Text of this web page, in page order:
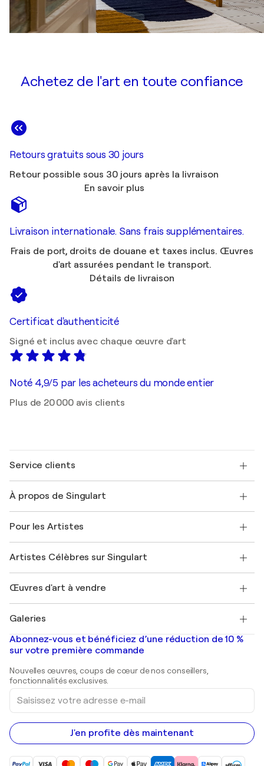
Achetez de l'art en toute confiance
Retours gratuits sous 30 jours
Retour possible sous 30 jours après la livraison
En savoir plus
Livraison internationale. Sans frais supplémentaires.
Frais de port, droits de douane et taxes inclus. Œuvres
d'art assurées pendant le transport.
Détails de livraison
Certificat d'authenticité
Signé et inclus avec chaque œuvre d'art
Noté 4,9/5 par les acheteurs du monde entier
Plus de 20 000 avis clients
Service clients
Expédition
Offrir une carte cadeau
Rejoignez notre programme commercial
Mon compte
+33 1 76 44 06 42
À propos de Singulart
FAQ
Magazine Singulart
Emplois
Découvrez une sélection d'art original
Pour les Artistes
Se connecter en tant qu'Artiste
Artistes Célèbres sur Singulart
Marc Chagall
Banksy
Mr. Brainwash
Shepard Fairey
Œuvres d'art à vendre
Tableaux abstraits à vendre
Peintures de paysage
Estampes
Peintures acryliques
Galeries
Galeries d'art en France
Galeries d'art en Belgique
Abonnez-vous et bénéficiez d’une réduction de 10 %
sur votre première commande
Nouvelles œuvres, coups de cœur de nos conseillers,
fonctionnalités exclusives.
Saisissez
votre
adresse
e-
mail
J'en profite dès maintenant